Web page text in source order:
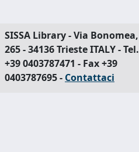
SISSA Library - Via Bonomea,
265 - 34136 Trieste ITALY - Tel.
+39 0403787471 - Fax +39
0403787695 - Contattaci